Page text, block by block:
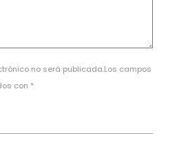
no será publicada.Los campos
con *